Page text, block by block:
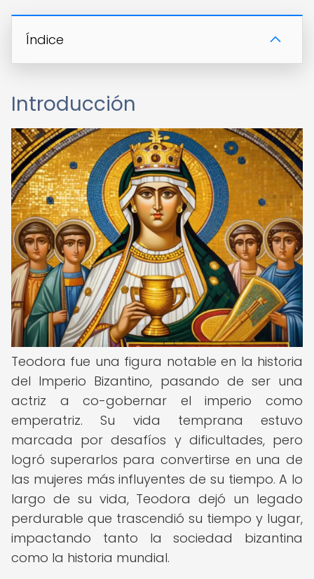
Índice
Introducción
Teodora fue una figura notable en la historia
del Imperio Bizantino, pasando de ser una
actriz a co-gobernar el imperio como
emperatriz. Su vida temprana estuvo
marcada por desafíos y dificultades, pero
logró superarlos para convertirse en una de
las mujeres más influyentes de su tiempo. A lo
largo de su vida, Teodora dejó un legado
perdurable que trascendió su tiempo y lugar,
impactando tanto la sociedad bizantina
como la historia mundial.